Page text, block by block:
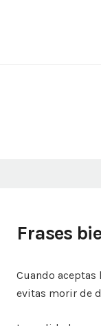
Frases
Cuando
evitas morir de